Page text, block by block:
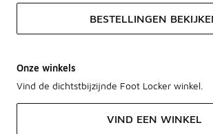
BESTELLINGEN
Onze winkels
Vind de dichtstbijzijnde Foot Locker winkel.
VIND EEN WINKEL